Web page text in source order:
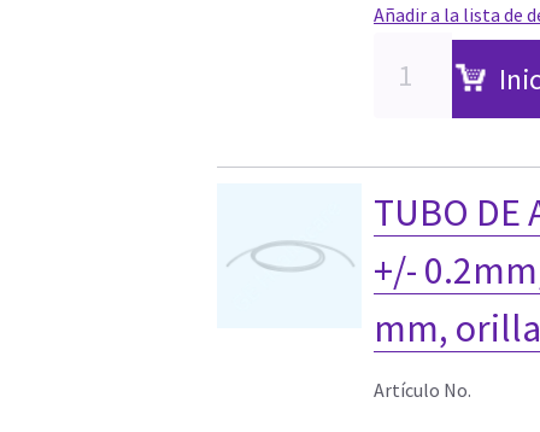
Añadir a la lista de
TUBO DE
+/-
mm,
Artículo No.